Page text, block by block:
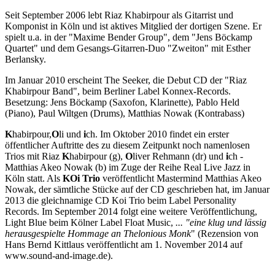
Seit September 2006 lebt Riaz Khabirpour als Gitarrist und
Komponist in Köln und ist aktives Mitglied der dortigen Szene. Er
spielt u.a. in der "Maxime Bender Group", dem "Jens Böckamp
Quartet" und dem Gesangs-Gitarren-Duo "Zweiton" mit Esther
Berlansky.
Im Januar 2010 erscheint The Seeker, die Debut CD der "Riaz
Khabirpour Band", beim Berliner Label Konnex-Records.
Besetzung: Jens Böckamp (Saxofon, Klarinette), Pablo Held
(Piano), Paul Wiltgen (Drums), Matthias Nowak (Kontrabass)
Khabirpour,Oli und ich. Im Oktober 2010 findet ein erster
öffentlicher Auftritte des zu diesem Zeitpunkt noch namenlosen
Trios mit Riaz Khabirpour (g), Oliver Rehmann (dr) und ich -
Matthias Akeo Nowak (b) im Zuge der Reihe Real Live Jazz in
Köln statt. Als KOi Trio veröffentlicht Mastermind Matthias Akeo
Nowak, der sämtliche Stücke auf der CD geschrieben hat, im Januar
2013 die gleichnamige CD Koi Trio beim Label Personality
Records. Im September 2014 folgt eine weitere Veröffentlichung,
Light Blue beim Kölner Label Float Music, ... "eine klug und lässig
herausgespielte Hommage an Thelonious Monk" (Rezension von
Hans Bernd Kittlaus veröffentlicht am 1. November 2014 auf
www.sound-and-image.de).